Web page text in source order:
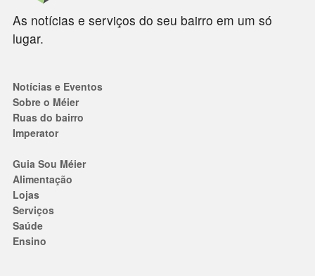
As notícias e serviços do seu bairro em um só
lugar.
Notícias e Eventos
Sobre o Méier
Ruas do bairro
Imperator
Guia Sou Méier
Alimentação
Lojas
Serviços
Saúde
Ensino